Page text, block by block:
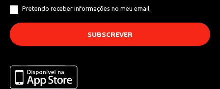
Pretendo receber informações no meu email.